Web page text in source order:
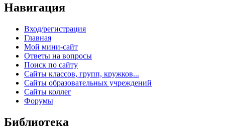
Навигация
Вход/регистрация
Главная
Мой мини-сайт
Ответы на вопросы
Поиск по сайту
Сайты классов, групп, кружков...
Сайты образовательных учреждений
Сайты коллег
Форумы
Библиотека